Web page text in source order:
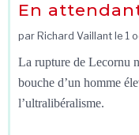
En
par Richard Vaillant le 1
La rupture de Lecornu
bouche d’un homme
l’ultralibéralisme.